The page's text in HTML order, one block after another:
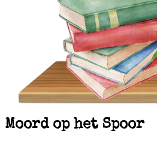
Moord op het Spoor